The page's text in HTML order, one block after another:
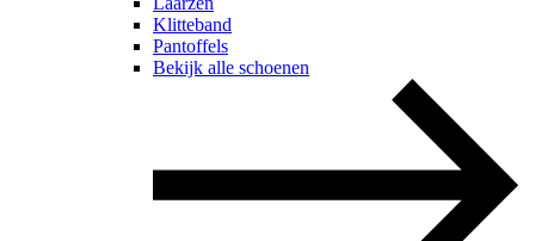
Klitteband
Pantoffels
Bekijk alle schoenen